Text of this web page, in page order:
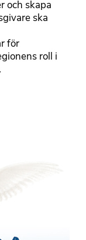
och skapa
ska
för
roll i